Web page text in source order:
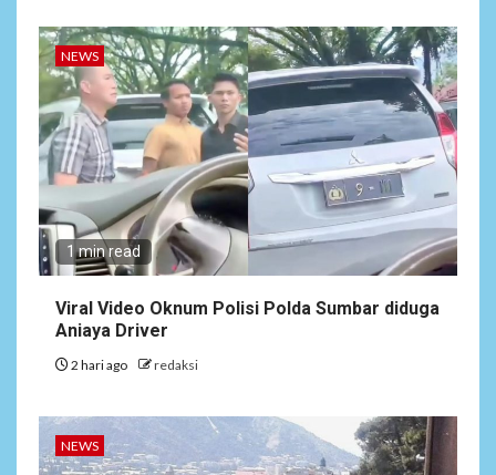
NEWS
1 min read
Viral Video Oknum Polisi Polda Sumbar diduga
Aniaya Driver
2 hari ago redaksi
NEWS